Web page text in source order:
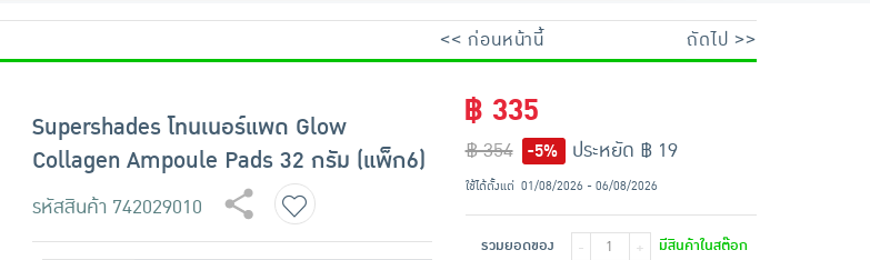
<< ก่อนหน้านี้
ถัดไป >>
Supershades โทนเนอร์แพด Glow
Collagen Ampoule Pads 32 กรัม (แพ็ก6)
รหัสสินค้า 742029010
฿ 335
฿ 354 -5% ประหยัด ฿ 19
ใช้ได้ตั้งแต่ 01/08/2026 - 06/08/2026
รวมยอดของ - + มีสินค้าในสต๊อก